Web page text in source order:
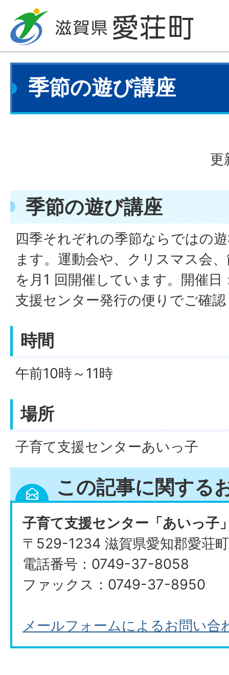
季節の遊び講座
更
季節の遊び講座
四季それぞれの季節ならではの
ます。運動会や、クリスマス会
を月1 回開催しています。開催日
支援センター発行の便りでご確
時間
午前10時～11時
場所
子育て支援センターあいっ子
この記事に関する
子育て支援センター「あいっ子
〒529-1234 滋賀県愛知郡愛荘
電話番号：0749-37-8058
ファックス：0749-37-8950
メールフォームによるお問い合